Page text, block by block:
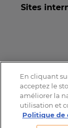
Sites
Tous
En cliquant
acceptez le
améliorer la
utilisation et
Politique